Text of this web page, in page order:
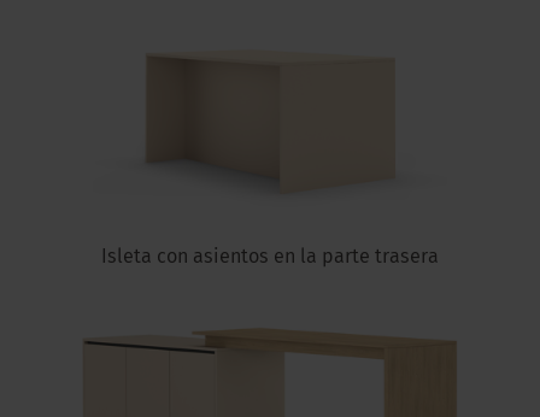
Isleta con asientos en la parte trasera